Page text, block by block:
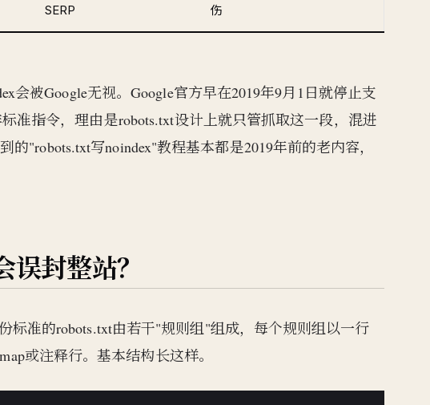
SERP
伤
会被Google无视。Google官方早在2019年9月1日就停止支
准指令，理由是robots.txt设计上就只管抓取这一段，混进
"robots.txt写noindex"教程基本都是2019年前的老内容，
封整站？
标准的robots.txt由若干"规则组"组成，每个规则组以一行
或注释行。基本结构长这样。